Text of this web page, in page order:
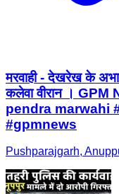
मरवाही - देखरेख के
कलेवा वीरान । GPM
pendra marwahi
#gpmnews
Pushparajgarh,